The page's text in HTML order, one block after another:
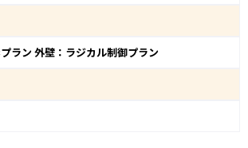
ラン 外壁：ラジカル制御プラン